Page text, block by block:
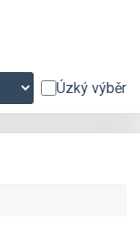
Úzký výběr